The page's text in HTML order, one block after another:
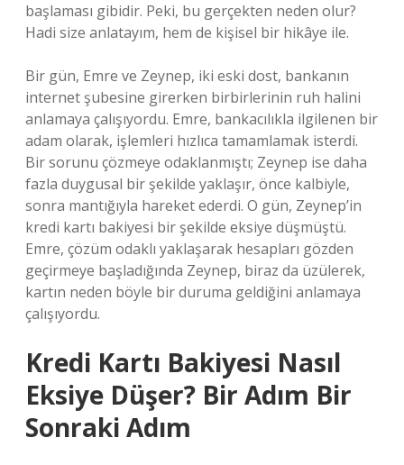
başlaması gibidir. Peki, bu gerçekten neden olur?
Hadi size anlatayım, hem de kişisel bir hikâye ile.
Bir gün, Emre ve Zeynep, iki eski dost, bankanın
internet şubesine girerken birbirlerinin ruh halini
anlamaya çalışıyordu. Emre, bankacılıkla ilgilenen bir
adam olarak, işlemleri hızlıca tamamlamak isterdi.
Bir sorunu çözmeye odaklanmıştı; Zeynep ise daha
fazla duygusal bir şekilde yaklaşır, önce kalbiyle,
sonra mantığıyla hareket ederdi. O gün, Zeynep’in
kredi kartı bakiyesi bir şekilde eksiye düşmüştü.
Emre, çözüm odaklı yaklaşarak hesapları gözden
geçirmeye başladığında Zeynep, biraz da üzülerek,
kartın neden böyle bir duruma geldiğini anlamaya
çalışıyordu.
Kredi Kartı Bakiyesi Nasıl
Eksiye Düşer? Bir Adım Bir
Sonraki Adım